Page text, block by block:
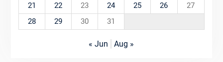
21
22 23 24 25 26
27
28
29 30 31
« Jun Aug »